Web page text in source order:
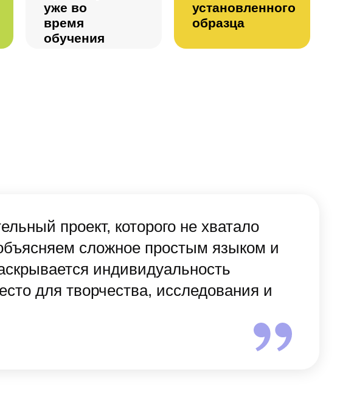
уже во
время
обучения
установленного
образца
проект, которого не хватало
сложное простым языком и
индивидуальность
для творчества, исследования и